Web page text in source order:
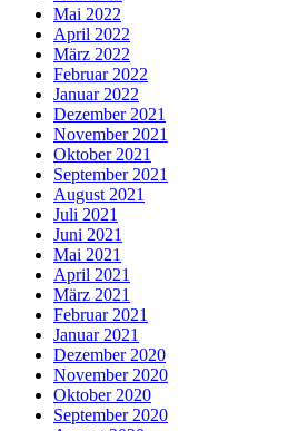
Mai 2022
April 2022
März 2022
Februar 2022
Januar 2022
Dezember 2021
November 2021
Oktober 2021
September 2021
August 2021
Juli 2021
Juni 2021
Mai 2021
April 2021
März 2021
Februar 2021
Januar 2021
Dezember 2020
November 2020
Oktober 2020
September 2020